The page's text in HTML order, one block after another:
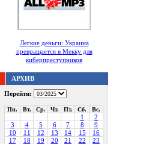
Легкие деньги: Украина
превращается в Мекку для
киберпреступников
АРХИВ
Перейти:
Пн. Вт. Ср. Чт. Пт. Сб. Вс.
1
2
3
4 5 6 7 8
9
10
11 12 13 14 15
16
17
18 19 20 21 22
23